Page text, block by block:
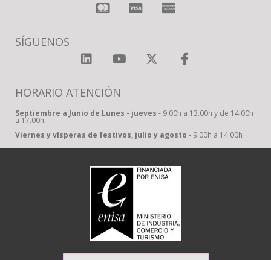
SÍGUENOS
HORARIO ATENCIÓN
Septiembre a Junio de Lunes - jueves - 9.00h a 13.00h y de 14.00h
a 17.00h
Viernes y vísperas de festivos, julio y agosto - 9.00h a 14.00h